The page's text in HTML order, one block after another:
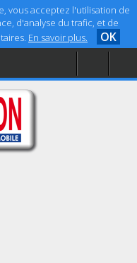
vous acceptez l'utilisation de
d'analyse du trafic, et de
En savoir plus. OK